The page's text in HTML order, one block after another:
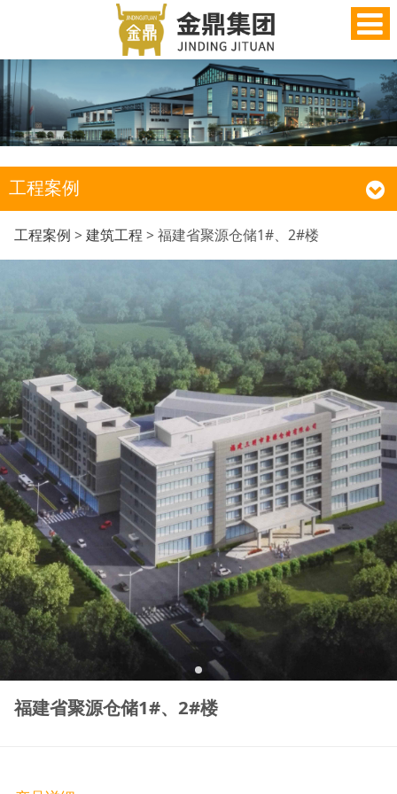
工程案例
福建省聚源仓储1#、2#
楼
工程案例 > 建筑工程 > 福建省聚源仓储1#、2#楼
福建省聚源仓储1#、2#楼